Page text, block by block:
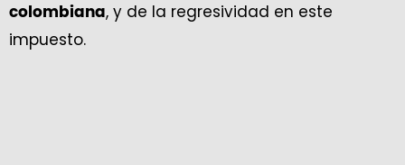
colombiana, y de la regresividad en este
impuesto.